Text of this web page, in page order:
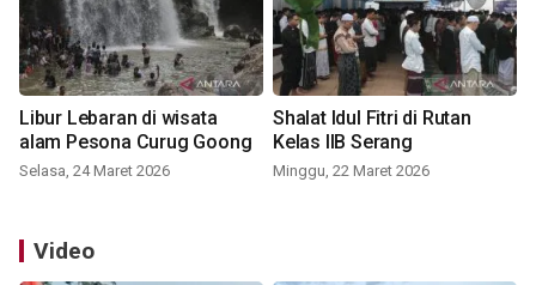
Libur Lebaran di wisata
alam Pesona Curug Goong
Selasa, 24 Maret 2026
Shalat Idul Fitri di Rutan
Kelas IIB Serang
Minggu, 22 Maret 2026
Video